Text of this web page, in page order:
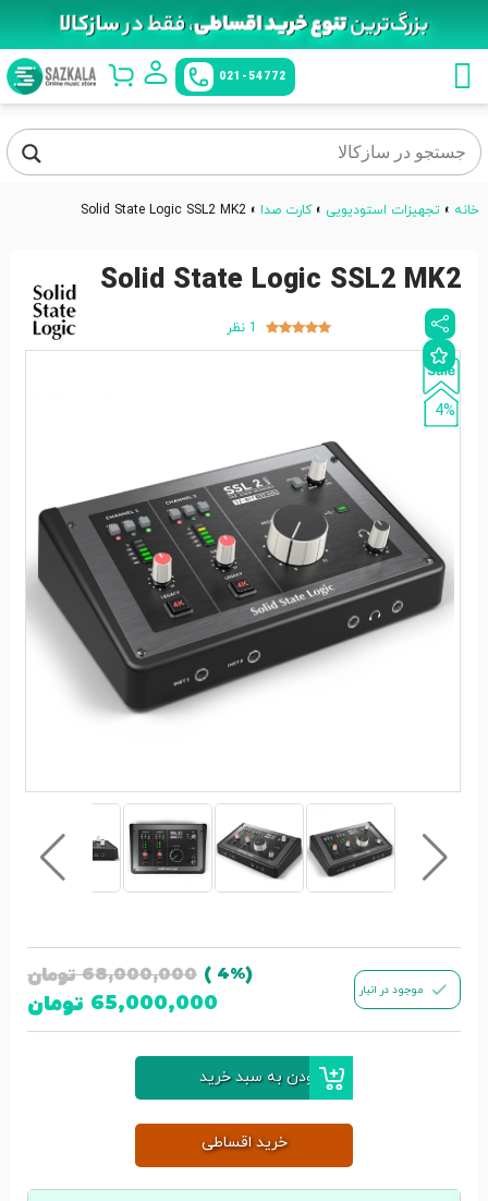
021-54772
خانه » تجهیزات استودیویی »کارت صدا »
Solid State Logic SSL2 MK2
Solid State Logic SSL2 MK2
68,000,000 تومان (4% )
65,000,000 تومان
موجود در انبار
افزودن به سبد خرید
خرید اقساطی
1 نظر
4%